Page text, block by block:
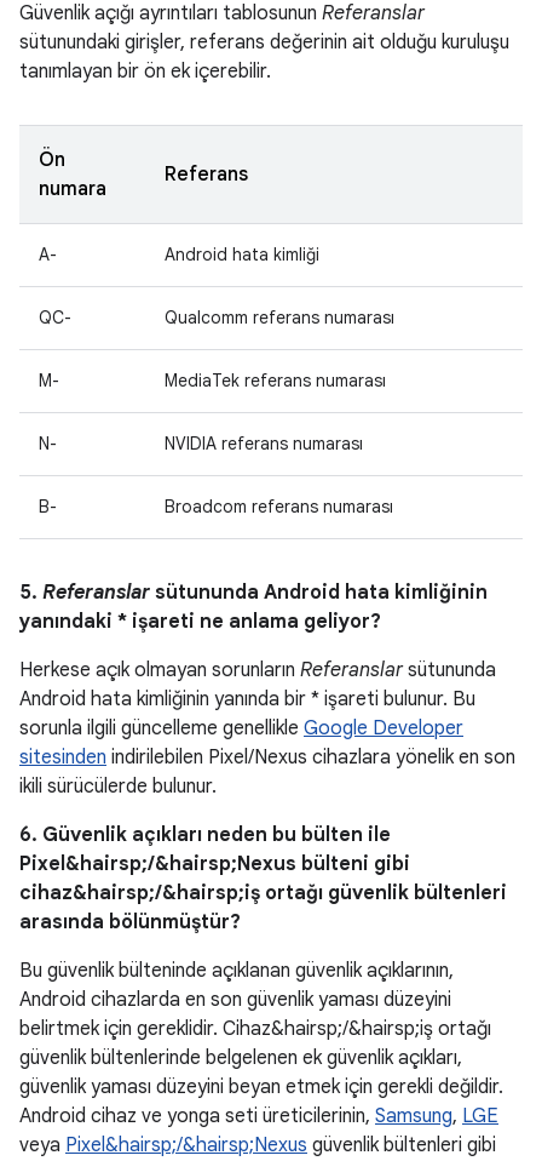
Güvenlik açığı ayrıntıları tablosunun Referanslar
sütunundaki girişler, referans değerinin ait olduğu kuruluşu
tanımlayan bir ön ek içerebilir.
Ön
numara
Referans
A- Android hata kimliği
QC- Qualcomm referans numarası
M- MediaTek referans numarası
N- NVIDIA referans numarası
B- Broadcom referans numarası
5. Referanslar sütununda Android hata kimliğinin
yanındaki * işareti ne anlama geliyor?
Herkese açık olmayan sorunların Referanslarsütununda
Android hata kimliğinin yanında bir * işareti bulunur. Bu
sorunla ilgili güncelleme genellikle Google Developer
sitesinden indirilebilen Pixel/Nexus cihazlara yönelik en son
ikili sürücülerde bulunur.
6. Güvenlik açıkları neden bu bülten ile
Pixel&hairsp;/&hairsp;Nexus bülteni gibi
cihaz&hairsp;/&hairsp;iş ortağı güvenlik bültenleri
arasında bölünmüştür?
Bu güvenlik bülteninde açıklanan güvenlik açıklarının,
Android cihazlarda en son güvenlik yaması düzeyini
belirtmek için gereklidir. Cihaz&hairsp;/&hairsp;iş ortağı
güvenlik bültenlerinde belgelenen ek güvenlik açıkları,
güvenlik yaması düzeyini beyan etmek için gerekli değildir.
Android cihaz ve yonga seti üreticilerinin, Samsung, LGE
veya Pixel&hairsp;/&hairsp;Nexus güvenlik bültenleri gibi